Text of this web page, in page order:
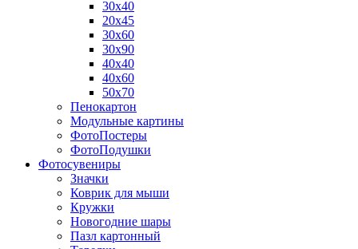
30х40
20х45
30х60
30х90
40х40
40х60
50х70
Пенокартон
Модульные картины
ФотоПостеры
ФотоПодушки
Фотоcувениры
Значки
Коврик для мыши
Кружки
Новогодние шары
Пазл картонный